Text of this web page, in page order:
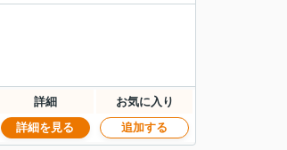
詳細 お気に入り
詳細を見る 追加する